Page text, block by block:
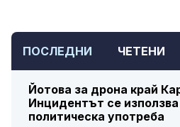
ПОСЛЕДНИ ЧЕТЕНИ
Йотова за дрона край
Инцидентът се
политическа употреба